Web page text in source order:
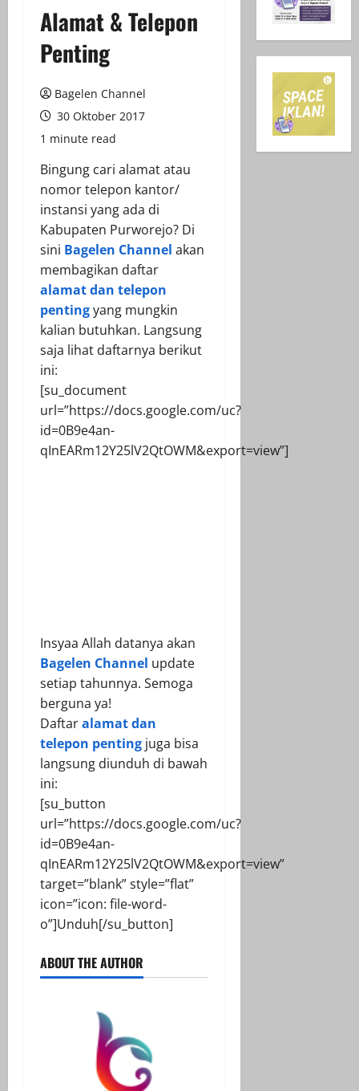
Alamat & Telepon
Penting
Bagelen Channel
30 Oktober 2017
1 minute read
Bingung cari alamat atau
nomor telepon kantor/
instansi yang ada di
Kabupaten Purworejo? Di
sini Bagelen Channel akan
membagikan daftar
alamat dan telepon
pentingyang mungkin
kalian butuhkan. Langsung
saja lihat daftarnya berikut
ini:
[su_document
url=”https://docs.google.com/uc?
id=0B9e4an-
qInEARm12Y25lV2QtOWM&export=view”]
Insyaa Allah datanya akan
Bagelen Channel update
setiap tahunnya. Semoga
berguna ya!
Daftaralamat dan
telepon penting juga bisa
langsung diunduh di bawah
ini:
[su_button
url=”https://docs.google.com/uc?
id=0B9e4an-
qInEARm12Y25lV2QtOWM&export=view”
target=”blank” style=”flat”
icon=”icon: file-word-
o”]Unduh[/su_button]
ABOUT THE AUTHOR